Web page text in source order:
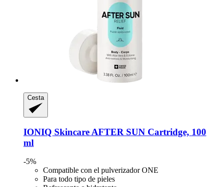
Cesta
IONIQ Skincare AFTER SUN Cartridge, 100
ml
-5%
Compatible con el pulverizador ONE
Para todo tipo de pieles